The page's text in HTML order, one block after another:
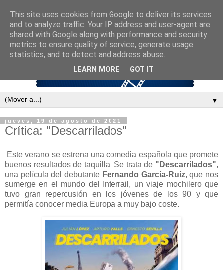
▼
jueves, 19 de agosto de 2021
Crítica: "Descarrilados"
Este verano se estrena una comedia española que promete
buenos resultados de taquilla. Se trata de "Descarrilados",
una película del debutante Fernando García-Ruíz, que nos
sumerge en el mundo del Interrail, un viaje mochilero que
tuvo gran repercusión en los jóvenes de los 90 y que
permitía conocer media Europa a muy bajo coste.
This site uses cookies from Google to deliver its services
and to analyze traffic. Your IP address and user-agent are
shared with Google along with performance and security
metrics to ensure quality of service, generate usage
statistics, and to detect and address abuse.
LEARN MORE GOT IT